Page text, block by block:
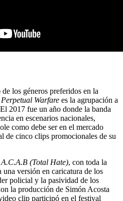
los géneros preferidos en la
Perpetual Warfare es la agrupación a
2017 fue un año donde la banda
en escenarios nacionales,
como debe ser en el mercado
de cinco clips promocionales de su
A.C.A.B (Total Hate), con toda la
una versión en caricatura de los
policial y la pasividad de los
la producción de Simón Acosta
clip participó en el festival